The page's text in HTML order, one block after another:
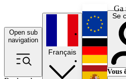
Ga
Open sub
navigation
Français
Se
Vous